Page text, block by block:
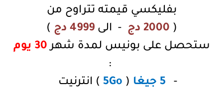
بفليكسي قيمته تتراوح من
( 2000 دج - الى4999 دج
)
ستحصل على بونيس لمدة شهر 30 يوم
:
-
5 جيغا (
5Go) انترنيت